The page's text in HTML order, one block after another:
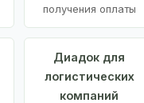
получения оплаты
Диадок для
логистических
компаний